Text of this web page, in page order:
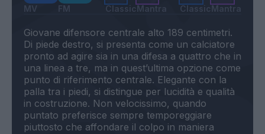
MV FM ClassicMantra ClassicMantra
Giovane difensore centrale alto 189 centimetri.
Di piede destro, si presenta come un calciatore
pronto ad agire sia in una difesa a quattro che in
una linea a tre, ma in quest’ultima opzione come
punto di riferimento centrale. Elegante con la
palla tra i piedi, si distingue per lucidità e qualità
in costruzione. Non velocissimo, quando
puntato preferisce sempre temporeggiare
piuttosto che affondare il colpo in maniera